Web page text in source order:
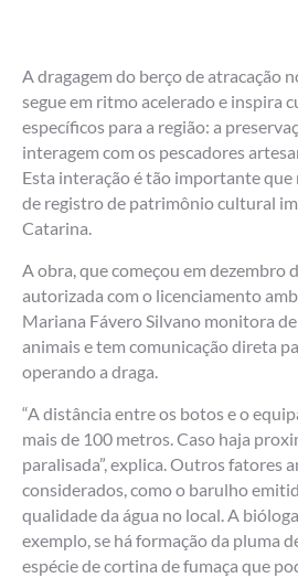
A dragagem do berço de atracação
segue em ritmo acelerado e inspira
específicos para a região: a
interagem com os pescadores
Esta interação é tão importante
de registro de patrimônio cultural
Catarina.
A obra, que começou em dezembro
autorizada com o licenciamento
Mariana Fávero Silvano monitora
animais e tem comunicação direta
operando a draga.
“A distância entre os botos e o
mais de 100 metros. Caso haja
paralisada”, explica. Outros fatores
considerados, como o barulho
qualidade da água no local. A
exemplo, se há formação da pluma
espécie de cortina de fumaça que